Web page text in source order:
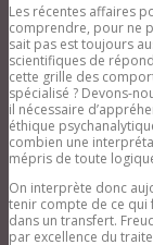
Les récentes affaires
comprendre, pour ne
sait pas est toujours
scientifiques de
cette grille des
spécialisé ? Devons-
il nécessaire
éthique
combien une
mépris de toute
On interprète donc
tenir compte de ce qui
dans un transfert.
par excellence du